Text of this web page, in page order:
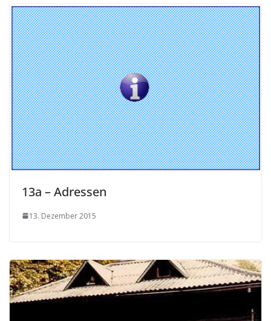
13a – Adressen
13. Dezember 2015